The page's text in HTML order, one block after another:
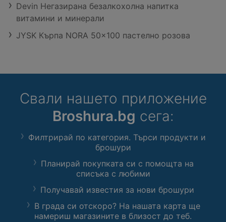
Devin Негазирана безалкохолна напитка
витамини и минeрали
JYSK Кърпа NORA 50x100 пастелно розова
Свали нашето приложение
Broshura.bg сега:
Филтрирай по категория. Търси продукти и
брошури
Планирай покупката си с помощта на
списъка с любими
Получавай известия за нови брошури
В града си отскоро? На нашата карта ще
намериш магазините в близост до теб.